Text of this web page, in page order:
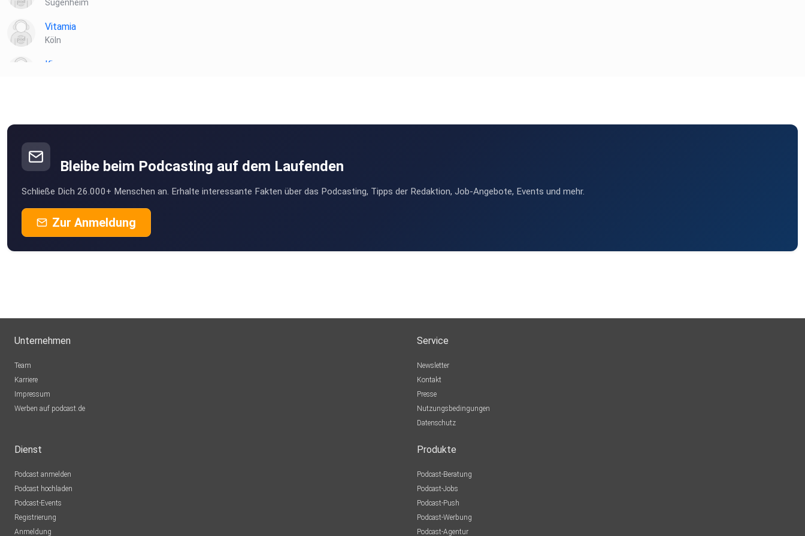
Sugenheim
Vitamia
Köln
Kiannn
podipath
Nettihoert
Bleibe beim Podcasting auf dem Laufenden
Schließe Dich 26.000+ Menschen an. Erhalte interessante Fakten über das Podcasting, Tipps der Redaktion, Job-Angebote, Events und mehr.
Zur Anmeldung
Unternehmen
Team
Karriere
Impressum
Werben auf podcast.de
Service
Newsletter
Kontakt
Presse
Nutzungsbedingungen
Datenschutz
Dienst
Podcast anmelden
Podcast hochladen
Podcast-Events
Registrierung
Anmeldung
Produkte
Podcast-Beratung
Podcast-Jobs
Podcast-Push
Podcast-Werbung
Podcast-Agentur